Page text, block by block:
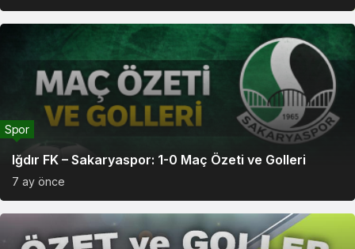
Iğdır FK – Sakaryaspor: 1-0 Maç Özeti ve Golleri
Spor
7 ay önce